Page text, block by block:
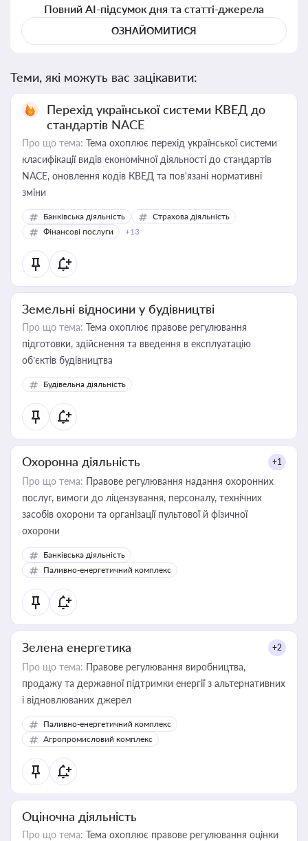
Повний AI-підсумок дня та статті-джерела
ОЗНАЙОМИТИСЯ
Теми, які можуть вас зацікавити:
Перехід української системи КВЕД до
стандартів NACE
Про що тема: Тема охоплює перехід української системи
класифікації видів економічної діяльності до стандартів
NACE, оновлення кодів КВЕД та пов'язані нормативні
зміни
Банківська діяльність
Страхова діяльність
Фінансові послуги
+13
Земельні відносини у будівництві
Про що тема: Тема охоплює правове регулювання
підготовки, здійснення та введення в експлуатацію
об’єктів будівництва
Будівельна діяльність
Охоронна діяльність +1
Про що тема: Правове регулювання надання охоронних
послуг, вимоги до ліцензування, персоналу, технічних
засобів охорони та організації пультової й фізичної
охорони
Банківська діяльність
Паливно-енергетичний комплекс
Зелена енергетика +2
Про що тема: Правове регулювання виробництва,
продажу та державної підтримки енергії з альтернативних
і відновлюваних джерел
Паливно-енергетичний комплекс
Агропромисловий комплекс
Оціночна діяльність
Про що тема: Тема охоплює правове регулювання оцінки